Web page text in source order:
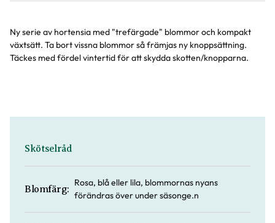
Ny serie av hortensia med "trefärgade" blommor och kompakt
växtsätt. Ta bort vissna blommor så främjas ny knoppsättning.
Täckes med fördel vintertid för att skydda skotten/knopparna.
Skötselråd
Blomfärg:
Rosa, blå eller lila, blommornas nyans
förändras över under säsonge.n